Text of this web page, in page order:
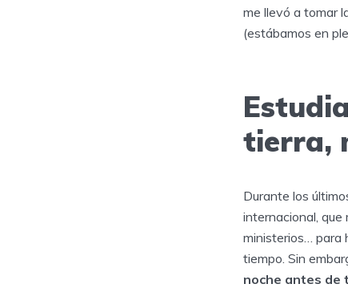
me llevó a tomar
(estábamos en
tierra,
Durante los
internacional, que
ministerios… para
tiempo. Sin
noche antes de